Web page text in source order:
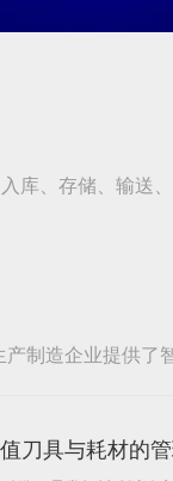
库、存储、输送
产制造企业提供了
刀具与耗材的